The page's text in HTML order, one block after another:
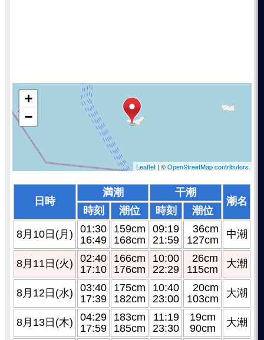
+
−
Leaflet | ©OpenStreetMap contributors
日時
満潮 干潮
潮名
時刻
潮位 時刻
潮位
8月10日(月)
01:30
16:49
159cm
168cm
09:19
21:59
36cm
127cm
中潮
8月11日(火)
02:40
17:10
166cm
176cm
10:00
22:29
26cm
115cm
大潮
8月12日(水)
03:40
17:39
175cm
182cm
10:40
23:00
20cm
103cm
大潮
8月13日(木)
04:29
17:59
183cm
185cm
11:19
23:30
19cm
90cm
大潮